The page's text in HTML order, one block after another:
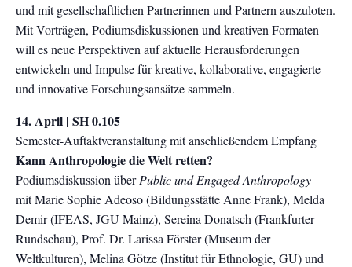
und mit gesellschaftlichen Partnerinnen und Partnern auszuloten.
Mit Vorträgen, Podiumsdiskussionen und kreativen Formaten
will es neue Perspektiven auf aktuelle Herausforderungen
entwickeln und Impulse für kreative, kollaborative, engagierte
und innovative Forschungsansätze sammeln.
14. April | SH 0.105
Semester-Auftaktveranstaltung mit anschließendem Empfang
Kann Anthropologie die Welt retten?
Podiumsdiskussion überPublic und Engaged Anthropology
mit Marie Sophie Adeoso (Bildungsstätte Anne Frank), Melda
Demir (IFEAS, JGU Mainz), Sereina Donatsch (Frankfurter
Rundschau), Prof. Dr. Larissa Förster (Museum der
Weltkulturen), Melina Götze (Institut für Ethnologie, GU) und